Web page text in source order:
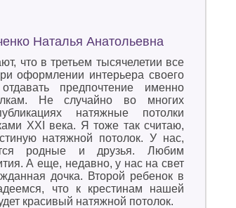
Наталья Анатольевна
что в третьем тысячелетии все
оформлении интерьера своего
предпочтение именно
Не случайно во многих
натяжные потолки
XXI века. Я тоже так считаю,
натяжной потолок. У нас,
родные и друзья. Любим
А еще, недавно, у нас на свет
дочка. Второй ребенок в
что к крестинам нашей
красивый натяжной потолок.